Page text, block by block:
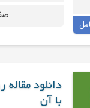
دانلود
با آن